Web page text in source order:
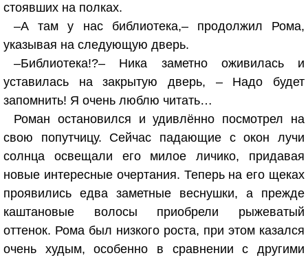
стоявших на полках.
–А там у нас библиотека,– продолжил Рома,
указывая на следующую дверь.
–Библиотека!?– Ника заметно оживилась и
уставилась на закрытую дверь, – Надо будет
запомнить! Я очень люблю читать…
Роман остановился и удивлённо посмотрел на
свою попутчицу. Сейчас падающие с окон лучи
солнца освещали его милое личико, придавая
новые интересные очертания. Теперь на его щеках
проявились едва заметные веснушки, а прежде
каштановые волосы приобрели рыжеватый
оттенок. Рома был низкого роста, при этом казался
очень худым, особенно в сравнении с другими